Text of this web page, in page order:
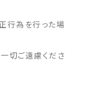
行為を行った場
切ご遠慮くださ